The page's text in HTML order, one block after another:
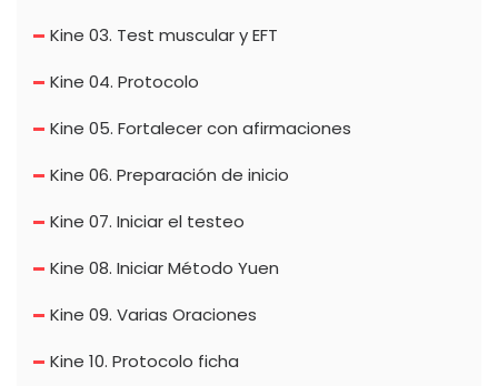
Kine 03. Test muscular y EFT
Kine 04. Protocolo
Kine 05. Fortalecer con afirmaciones
Kine 06. Preparación de inicio
Kine 07. Iniciar el testeo
Kine 08. Iniciar Método Yuen
Kine 09. Varias Oraciones
Kine 10. Protocolo ficha